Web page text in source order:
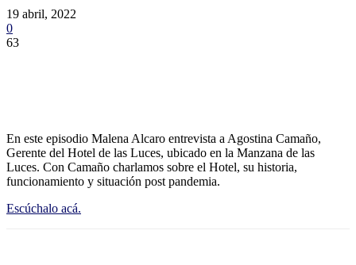
19 abril, 2022
0
63
En este episodio Malena Alcaro entrevista a Agostina Camaño,
Gerente del Hotel de las Luces, ubicado en la Manzana de las
Luces. Con Camaño charlamos sobre el Hotel, su historia,
funcionamiento y situación post pandemia.
Escúchalo acá.